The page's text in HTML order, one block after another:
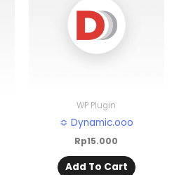
WP Plugin
≎ Dynamic.ooo
Rp15.000
Add To Cart